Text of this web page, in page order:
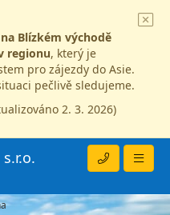
Blízkém východě
regionu, který je
pro zájezdy do Asie.
pečlivě sledujeme.
2. 3. 2026)